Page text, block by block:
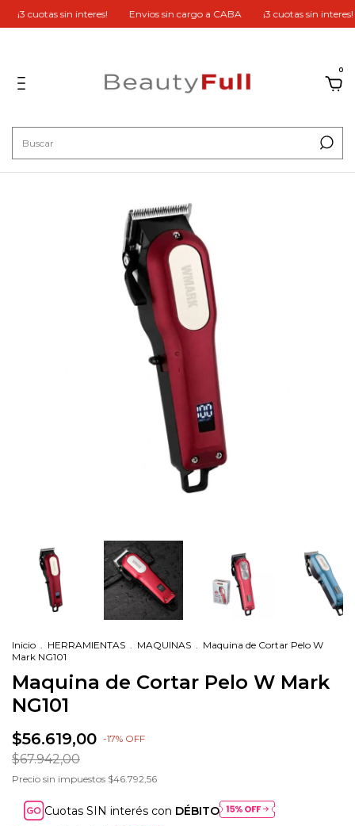
0
¡3 cuotas sin interes! Envios sin cargo a CABA ¡3 cuotas sin interes!
Inicio . HERRAMIENTAS . MAQUINAS . Maquina de Cortar Pelo W
Mark NG101
Maquina de Cortar Pelo W Mark
NG101
$56.619,00 -17% OFF
$67.942,00
Precio sin impuestos $46.792,56
Cuotas SIN interés con DÉBITO